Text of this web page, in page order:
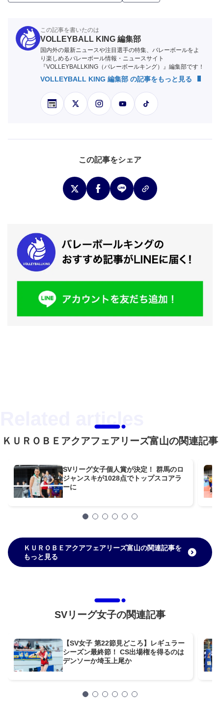
この記事を書いたのは
VOLLEYBALL KING 編集部
国内外の最新ニュースや注目選手の特集、バレーボールをよ
り楽しめるバレーボール情報・ニュースサイト
『VOLLEYBALLKING（バレーボールキング）』編集部です！
VOLLEYBALL KING 編集部 の記事をもっと見る
この記事をシェア
ＫＵＲＯＢＥアクアフェアリーズ富山の関連記事
SVリーグ女子個人賞が決定！ 群馬のロ
ジャンスキが1028点でトップスコアラ
ーに
ＫＵＲＯＢＥアクアフェアリーズ富山の関連記事を
もっと見る
SVリーグ女子の関連記事
【SV女子 第22節見どころ】レギュラー
シーズン最終節！ CS出場権を得るのは
デンソーか埼玉上尾か